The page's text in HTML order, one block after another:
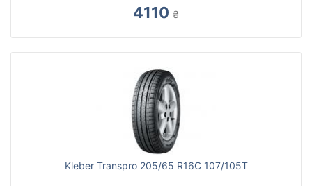
4110 ₴
Kleber Transpro 205/65 R16C 107/105T